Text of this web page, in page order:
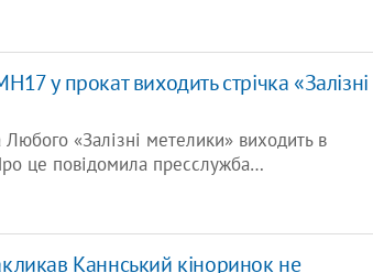
у прокат виходить стрічка «Залізні
«Залізні метелики» виходить в
це повідомила пресслужба…
Каннський кіноринок не